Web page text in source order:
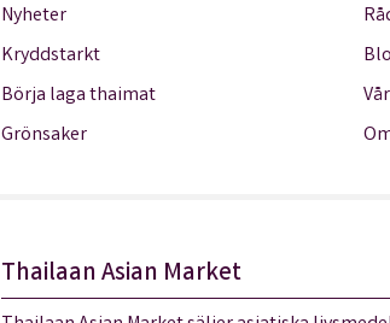
Nyheter
Kryddstarkt
Börja laga thaimat
Grönsaker
Thailaan Asian Market